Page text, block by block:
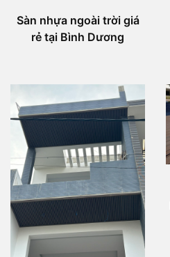
Sàn nhựa ngoài trời giá
rẻ tại Bình Dương